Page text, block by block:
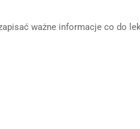
ważne informacje co do